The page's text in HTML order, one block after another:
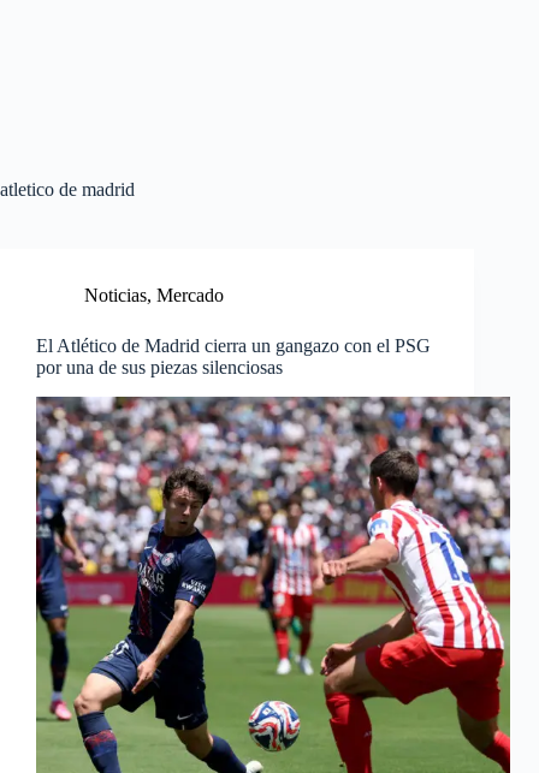
atletico de madrid
Noticias, Mercado
El Atlético de Madrid cierra un gangazo con el PSG
por una de sus piezas silenciosas